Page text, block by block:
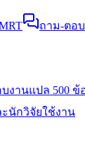
ถาม-ตอ
งานแปล 500 ข้
ะนักวิจัยใช้งาน